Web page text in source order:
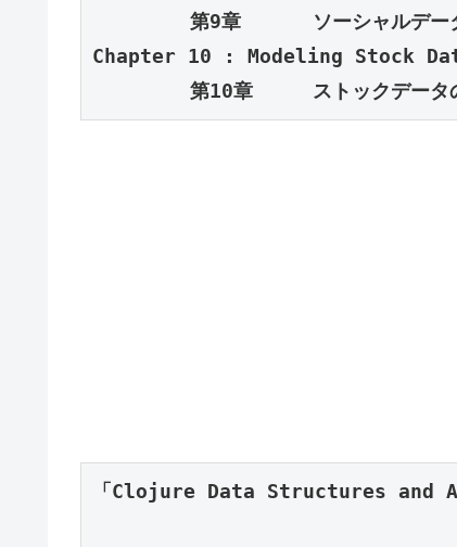
Chapter 10 : Modeling Stock
第10章     ストックデータの
「Clojure Data Structures and